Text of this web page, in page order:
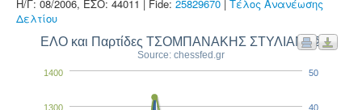
Η/Γ: 08/2006, ΕΣΟ: 44011 | Fide: 25829670 | Τέλος Ανανέωσης
Δελτίου
ΕΛΟ και Παρτίδες ΤΣΟΜΠΑΝΑΚΗΣ ΣΤΥΛΙΑΝΟΣ
Source: chessfed.gr
1300
1400
40
50